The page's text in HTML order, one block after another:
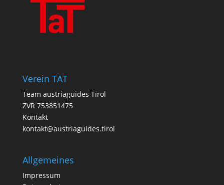
Verein TAT
Team austriaguides Tirol
ZVR 753851475
Kontakt
kontakt@austriaguides.tirol
Allgemeines
Impressum